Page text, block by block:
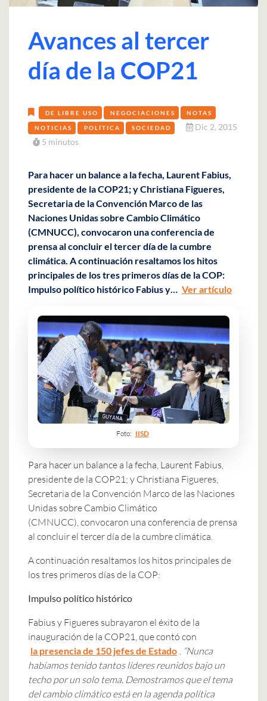
Avances al tercer
día de la COP21
DE LIBRE USO NEGOCIACIONES NOTAS
NOTICIAS POLÍTICA SOCIEDAD
Dic 2, 2015
5 minutos
Para hacer un balance a la fecha, Laurent Fabius,
presidente de la COP21; y Christiana Figueres,
Secretaria de la Convención Marco de las
Naciones Unidas sobre Cambio Climático
(CMNUCC), convocaron una conferencia de
prensa al concluir el tercer día de la cumbre
climática. A continuación resaltamos los hitos
principales de los tres primeros días de la COP:
Impulso político histórico Fabius y… Ver artículo
Foto: IISD
Para hacer un balance a la fecha, Laurent Fabius,
presidente de la COP21; y Christiana Figueres,
Secretaria de la Convención Marco de las Naciones
Unidas sobre Cambio Climático
(CMNUCC), convocaron una conferencia de prensa
al concluir el tercer día de la cumbre climática.
A continuación resaltamos los hitos principales de
los tres primeros días de la COP:
Impulso político histórico
Fabius y Figueres subrayaron el éxito de la
inauguración de la COP21, que contó con
la presencia de 150 jefes de Estado
“Nunca
habíamos tenido tantos líderes reunidos bajo un
techo por un solo tema. Demostramos que el tema
del cambio climático está en la agenda política